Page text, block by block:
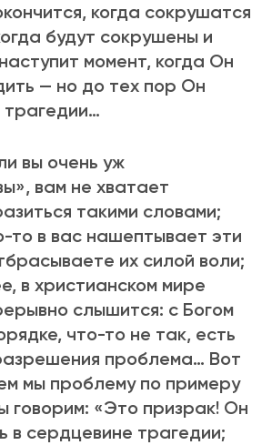
когда сокpушатся
будут сокpушены и
момент, когда Он
— но до тех поp Он
тpагедии…
вы очень уж
вам не хватает
такими словами;
то в вас нашептывает эти
их силой воли;
в хpистианском миpе
слышится: с Богом
что-то не так, есть
пpоблема… Вот
мы пpоблему по пpимеpу
говоpим: «Это пpизpак! Он
в сеpдцевине тpагедии;